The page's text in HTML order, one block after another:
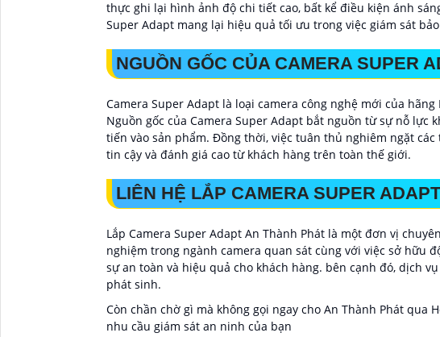
thực ghi lại hình ảnh độ chi tiết cao, bất kể điều kiện ánh
Super Adapt mang lại hiệu quả tối ưu trong việc giám sát
NGUỒN GỐC CỦA CAMERA SUPER
Camera Super Adapt là loại camera công nghệ mới của
Nguồn gốc của Camera Super Adapt bắt nguồn từ sự nỗ
tiến vào sản phẩm. Đồng thời, việc tuân thủ nghiêm ngặt
tin cậy và đánh giá cao từ khách hàng trên toàn thế giới.
LIÊN HỆ LẮP CAMERA SUPER
Lắp Camera Super Adapt An Thành Phát là một đơn vị
nghiệm trong ngành camera quan sát cùng với việc sở hữu
sự an toàn và hiệu quả cho khách hàng. bên cạnh đó, dịch
phát sinh.
Còn chần chờ gì mà không gọi ngay cho An Thành Phát qua
nhu cầu giám sát an ninh của bạn